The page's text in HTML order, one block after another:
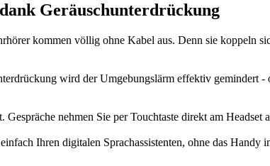
Geräuschunterdrückung
kommen völlig ohne Kabel aus. Denn sie koppeln
wird der Umgebungslärm effektiv gemindert
nehmen Sie per Touchtaste direkt am Headset
Ihren digitalen Sprachassistenten, ohne das